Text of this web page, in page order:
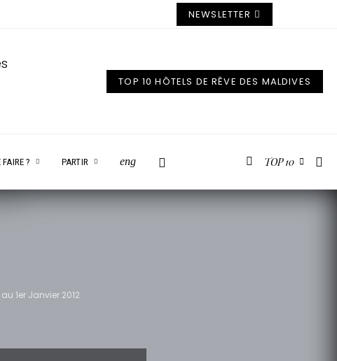
NEWSLETTER
TOP 10 HÔTELS DE RÊVE DES MALDIVES
FAIRE ? PARTIR eng TOP 10
1er Janvier 2012